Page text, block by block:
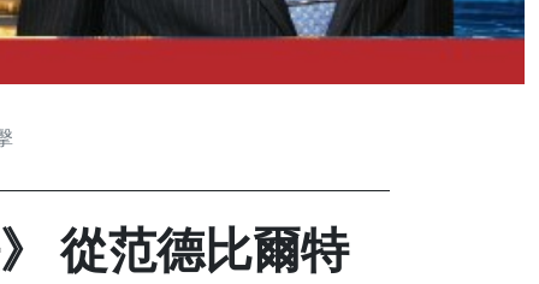
從范德比爾特